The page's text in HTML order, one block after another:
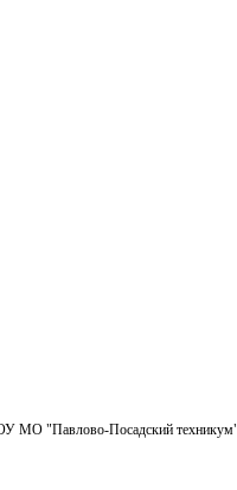
"Павлово-Посадский техникум"